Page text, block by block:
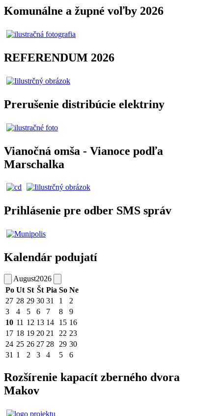
Komunálne a župné voľby 2026
REFERENDUM 2026
Prerušenie distribúcie elektriny
Vianočná omša - Vianoce podľa
Marschalka
Prihlásenie pre odber SMS správ
Kalendár podujatí
August2026
Po Ut St Št Pia So Ne
27 28 29 30 31 1
2
3
4 5 6 7 8
9
10 11 12 13 14 15 16
17 18 19 20 21 22 23
24 25 26 27 28 29 30
31 1 2 3 4 5 6
Rozšírenie kapacít zberného dvora
Makov